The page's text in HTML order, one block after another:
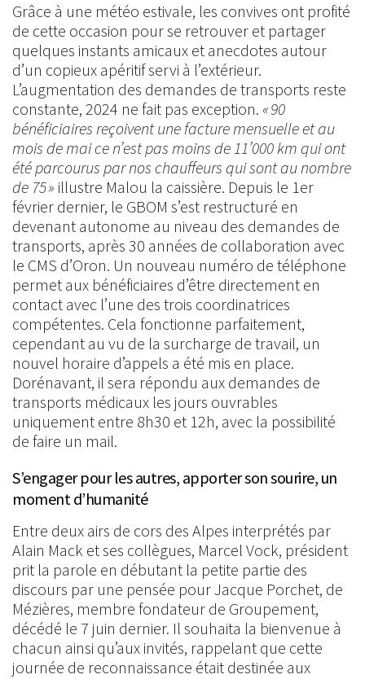
Grâce à une météo estivale, les convives ont profité
de cette occasion pour se retrouver et partager
quelques instants amicaux et anecdotes autour
d’un copieux apéritif servi à l’extérieur.
L’augmentation des demandes de transports reste
constante, 2024 ne fait pas exception. « 90
bénéficiaires reçoivent une facture mensuelle et au
mois de mai ce n’est pas moins de 11’000 km qui ont
été parcourus par nos chauffeurs qui sont au nombre
de 75 » illustre Malou la caissière. Depuis le 1er
février dernier, le GBOM s’est restructuré en
devenant autonome au niveau des demandes de
transports, après 30 années de collaboration avec
le CMS d’Oron. Un nouveau numéro de téléphone
permet aux bénéficiaires d’être directement en
contact avec l’une des trois coordinatrices
compétentes. Cela fonctionne parfaitement,
cependant au vu de la surcharge de travail, un
nouvel horaire d’appels a été mis en place.
Dorénavant, il sera répondu aux demandes de
transports médicaux les jours ouvrables
uniquement entre 8h30 et 12h, avec la possibilité
de faire un mail.
S’engager pour les autres, apporter son sourire, un
moment d’humanité
Entre deux airs de cors des Alpes interprétés par
Alain Mack et ses collègues, Marcel Vock, président
prit la parole en débutant la petite partie des
discours par une pensée pour Jacque Porchet, de
Mézières, membre fondateur de Groupement,
décédé le 7 juin dernier. Il souhaita la bienvenue à
chacun ainsi qu’aux invités, rappelant que cette
journée de reconnaissance était destinée aux